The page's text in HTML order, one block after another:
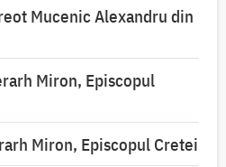
Mucenic Alexandru din
Miron, Episcopul
Miron, Episcopul Cretei